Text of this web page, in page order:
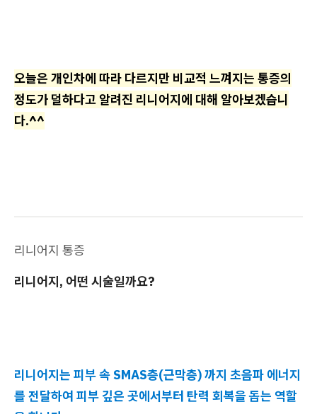
오늘은 개인차에 따라 다르지만 비교적 느껴지는 통증의
정도가 덜하다고 알려진 리니어지에 대해 알아보겠습니
다.^^
리니어지 통증
리니어지, 어떤 시술일까요?
리니어지는 피부 속 SMAS층(근막층) 까지 초음파 에너지
를 전달하여 피부 깊은 곳에서부터 탄력 회복을 돕는 역할